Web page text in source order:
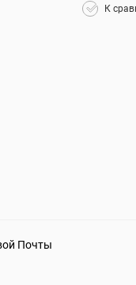
К
Почты